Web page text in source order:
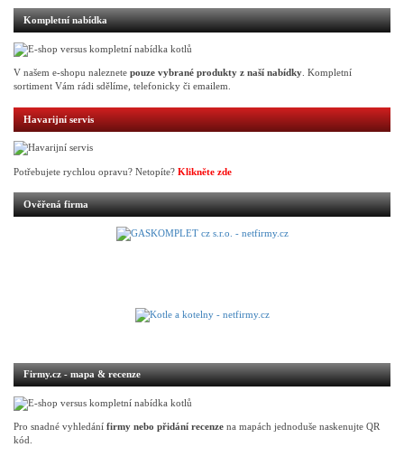
Kompletní nabídka
V našem e-shopu naleznete pouze vybrané produkty z naší nabídky . Kompletní
sortiment Vám rádi sdělíme, telefonicky či emailem.
Havarijní servis
Potřebujete rychlou opravu? Netopíte? Klikněte zde
Ověřená firma
Firmy.cz - mapa & recenze
Pro snadné vyhledání firmy nebo přidání recenze na mapách jednoduše naskenujte QR
kód.